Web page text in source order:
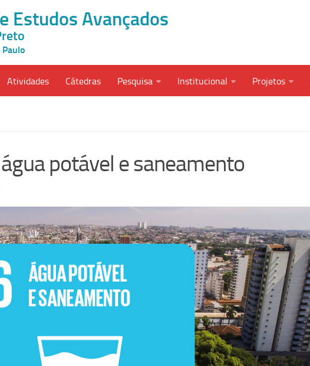
Estudos Avançados
Atividades Cátedras Pesquisa Institucional Projetos
potável e saneamento